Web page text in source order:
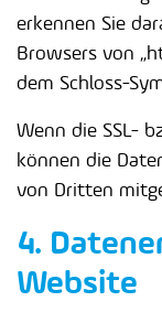
erkennen Sie
Browsers von
dem Schloss-
Wenn die SSL-
können die
von Dritten
4.
Website